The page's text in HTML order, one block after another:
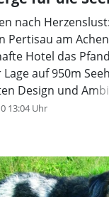
nach
Pertisau am
Hotel das
auf 950m
Design und
stilvollen Vier
13:04 Uhr